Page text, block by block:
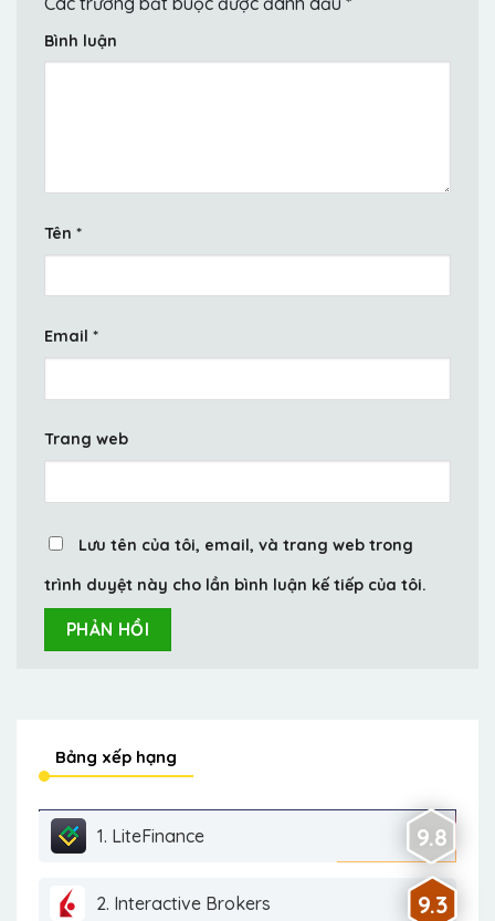
Bình luận
Tên *
Email *
Trang web
Lưu tên của tôi, email, và trang web trong
trình duyệt này cho lần bình luận kế tiếp của tôi.
Bảng xếp hạng
1. LiteFinance 9.8
2. Interactive Brokers 9.3